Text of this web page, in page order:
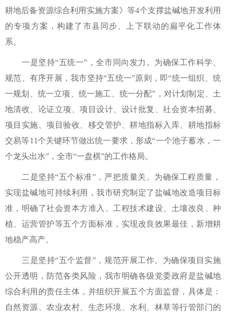
耕地后备资源综合利用实施方案》等4个支撑盐碱地开发利用
的专项方案，构建了市县同步、上下联动的扁平化工作体
系。
一是坚持“五统一”，全市同向发力。为确保工作科学、
规范、有序开展，我市坚持“五统一”原则，即“统一组织、统
一规划、统一立项、统一施工、统一分配”，对计划制定、土
地清收、论证立项、项目设计、设计批复、社会资本招募、
项目实施、项目验收、移交管护、耕地指标入库、耕地指标
交易等11个关键环节做出统一要求，形成“一个池子蓄水，一
个龙头出水”，全市“一盘棋”的工作格局。
二是坚持“五个标准”，严把质量关。为确保工程质量，
实现盐碱地可持续利用，我市研究制定了盐碱地改造项目标
准，明确了社会资本方准入、工程技术建设、土壤改良、种
植、运营管护等五个方面标准，实现改良效果最佳，新增耕
地稳产高产。
三是坚持“五个监督”，规范开展工作。为确保项目实施
公开透明，防范各类风险，我市明确各级党委政府是盐碱地
综合利用的责任主体，并组织开展五个方面监督，具体是：
自然资源、农业农村、生态环境、水利、林草等行管部门的